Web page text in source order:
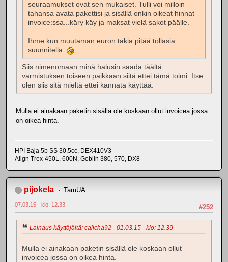
seuraamukset ovat sen mukaiset. Tulli voi milloin
tahansa avata pakettisi ja sisällä onkin oikeat hinnat
invoice:ssa...käry käy ja maksat vielä sakot päälle.
Ihme kun muutaman euron takia pitää tollasia
suunnitella
Siis nimenomaan minä halusin saada täältä
varmistuksen toiseen paikkaan siitä ettei tämä toimi. Itse
olen siis sitä mieltä ettei kannata käyttää.
Mulla ei ainakaan paketin sisällä ole koskaan ollut invoicea jossa
on oikea hinta.
HPI Baja 5b SS 30,5cc, DEX410V3
Align Trex-450L, 600N, Goblin 380, 570, DX8
pijokela TamUA
#252
07.03.15 - klo: 12.33
Lainaus käyttäjältä: calicha92 - 01.03.15 - klo: 12.39
Mulla ei ainakaan paketin sisällä ole koskaan ollut
invoicea jossa on oikea hinta.